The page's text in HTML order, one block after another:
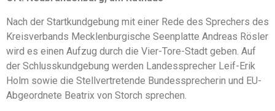
Nach der Startkundgebung mit einer Rede des Sprechers des
Kreisverbands Mecklenburgische Seenplatte Andreas Rösler
wird es einen Aufzug durch die Vier-Tore-Stadt geben. Auf
der Schlusskundgebung werden Landessprecher Leif-Erik
Holm sowie die Stellvertretende Bundessprecherin und EU-
Abgeordnete Beatrix von Storch sprechen.